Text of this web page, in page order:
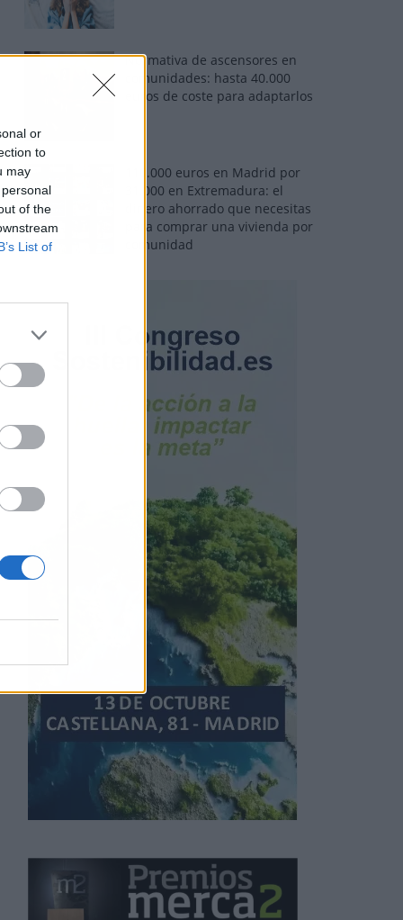
or
to
may
of the
List of
Normativa de ascensores en
comunidades: hasta 40.000
euros de coste para adaptarlos
110.000 euros en Madrid por
31.000 en Extremadura: el
dinero ahorrado que necesitas
para comprar una vivienda por
comunidad